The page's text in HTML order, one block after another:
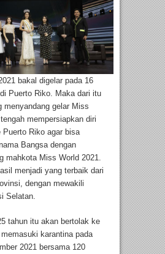
bakal digelar pada 16
Puerto Riko. Maka dari itu
menyandang gelar Miss
mempersiapkan diri
Riko agar bisa
Bangsa dengan
mahkota Miss World 2021.
menjadi yang terbaik dari
dengan mewakili
Selatan.
tahun itu akan bertolak ke
karantina pada
2021 bersama 120